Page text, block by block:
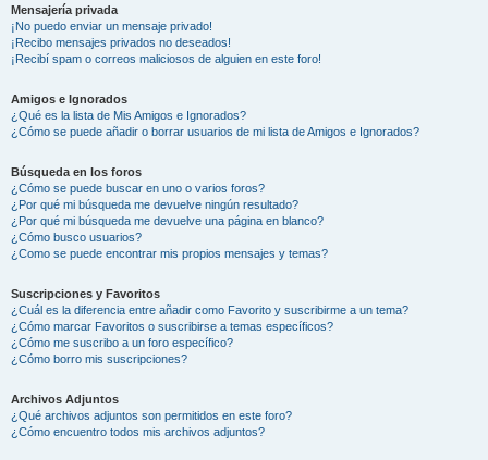
Mensajería privada
¡No puedo enviar un mensaje privado!
¡Recibo mensajes privados no deseados!
¡Recibí spam o correos maliciosos de alguien en este foro!
Amigos e Ignorados
¿Qué es la lista de Mis Amigos e Ignorados?
¿Cómo se puede añadir o borrar usuarios de mi lista de Amigos e Ignorados?
Búsqueda en los foros
¿Cómo se puede buscar en uno o varios foros?
¿Por qué mi búsqueda me devuelve ningún resultado?
¿Por qué mi búsqueda me devuelve una página en blanco?
¿Cómo busco usuarios?
¿Como se puede encontrar mis propios mensajes y temas?
Suscripciones y Favoritos
¿Cuál es la diferencia entre añadir como Favorito y suscribirme a un tema?
¿Cómo marcar Favoritos o suscribirse a temas específicos?
¿Cómo me suscribo a un foro específico?
¿Cómo borro mis suscripciones?
Archivos Adjuntos
¿Qué archivos adjuntos son permitidos en este foro?
¿Cómo encuentro todos mis archivos adjuntos?